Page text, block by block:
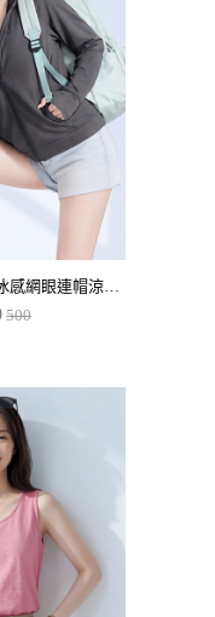
【限時$450】-°C 冰感網眼連帽涼感外套
500